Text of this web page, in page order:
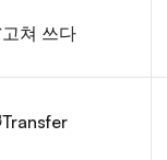
고쳐 쓰다
Transfer